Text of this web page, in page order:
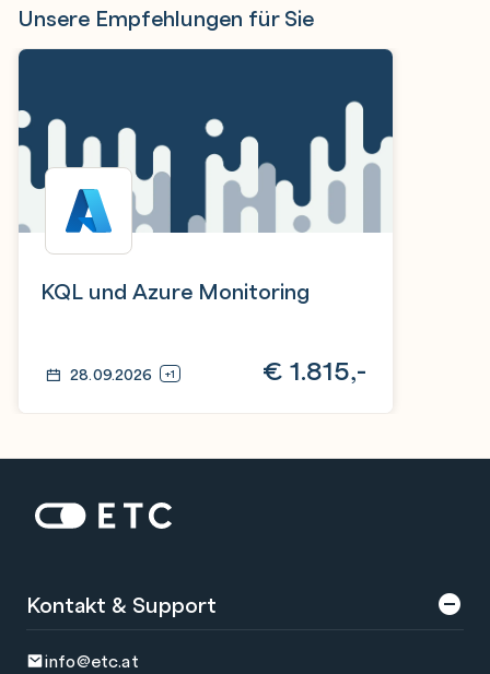
Unsere Empfehlungen für Sie
KQL und Azure Monitoring
28.09.2026 +1 € 1.815,-
Startseite: ETC
Kontakt & Support
info@etc.at